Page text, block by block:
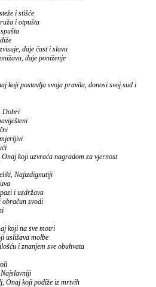
i stišće
i otpušta
daje čast i slavu
daje poniženje
koji postavlja svoja pravila, donosi svoj sud i
Dobri
koji uzvraća nagradom za vjernost
Najizdignutiji
i uzdržava
obračun svodi
koji na sve motri
uslišava molbe
i znanjem sve obuhvata
Onaj koji podiže iz mrtvih